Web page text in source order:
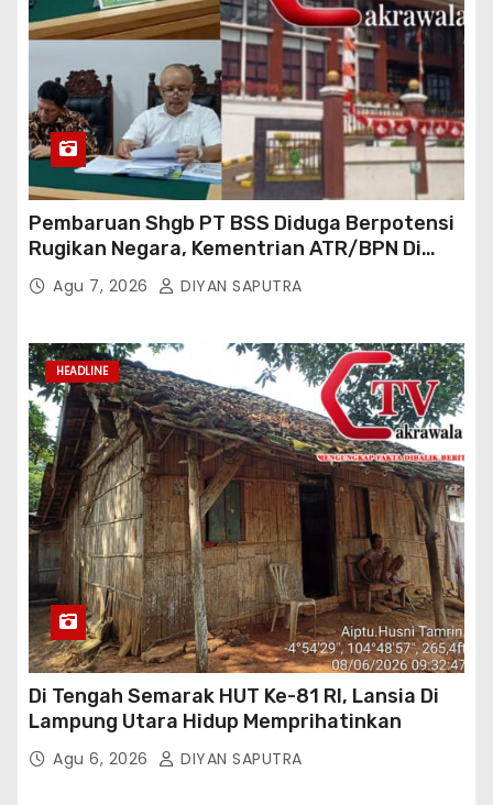
Pembaruan Shgb PT BSS Diduga Berpotensi
Rugikan Negara, Kementrian ATR/BPN Di
Gugat Di PTUN Jakarta
Agu 7, 2026 DIYAN SAPUTRA
HEADLINE
Di Tengah Semarak HUT Ke-81 RI, Lansia Di
Lampung Utara Hidup Memprihatinkan
Agu 6, 2026 DIYAN SAPUTRA